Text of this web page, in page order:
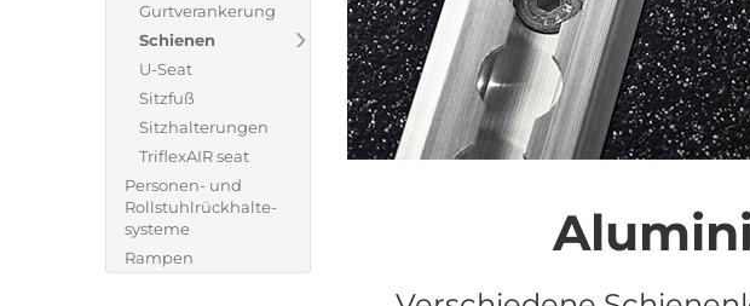
Gurtverankerung
Schienen
U-Seat
Sitzfuß
Sitzhalterungen
TriflexAIR seat
Personen- und
Rollstuhlrückhalte-
systeme
Rampen